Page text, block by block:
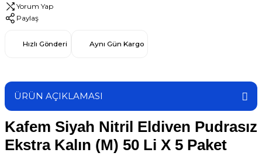
Yorum Yap
Paylaş
Hızlı Gönderi Aynı Gün Kargo
ÜRÜN AÇIKLAMASI
Kafem Siyah Nitril Eldiven Pudrasız
Ekstra Kalın (M) 50 Li X 5 Paket